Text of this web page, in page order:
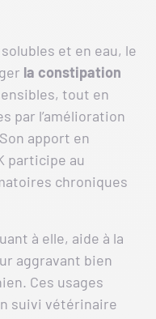
et en eau, le
la constipation
tout en
par l’amélioration
apport en
participe au
chroniques
à elle, aide à la
aggravant bien
Ces usages
suivi vétérinaire